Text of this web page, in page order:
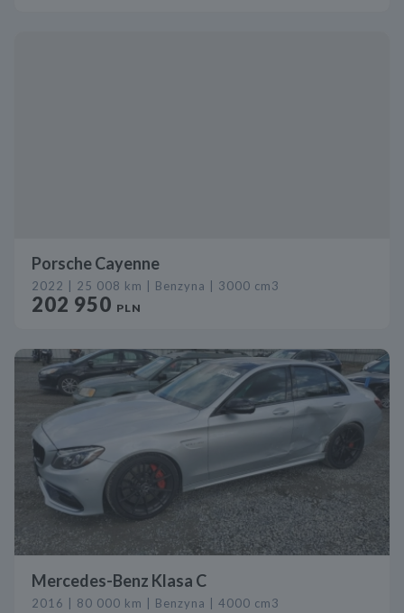
Porsche Cayenne
2022 | 25 008 km | Benzyna | 3000 cm3
202 950 PLN
Mercedes-Benz Klasa C
2016 | 80 000 km | Benzyna | 4000 cm3